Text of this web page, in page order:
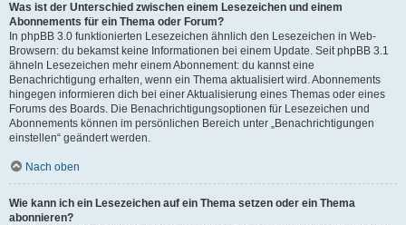
Was ist der Unterschied zwischen einem Lesezeichen und einem
Abonnements für ein Thema oder Forum?
In phpBB 3.0 funktionierten Lesezeichen ähnlich den Lesezeichen in Web-
Browsern: du bekamst keine Informationen bei einem Update. Seit phpBB 3.1
ähneln Lesezeichen mehr einem Abonnement: du kannst eine
Benachrichtigung erhalten, wenn ein Thema aktualisiert wird. Abonnements
hingegen informieren dich bei einer Aktualisierung eines Themas oder eines
Forums des Boards. Die Benachrichtigungsoptionen für Lesezeichen und
Abonnements können im persönlichen Bereich unter „Benachrichtigungen
einstellen“ geändert werden.
Nach oben
Wie kann ich ein Lesezeichen auf ein Thema setzen oder ein Thema
abonnieren?